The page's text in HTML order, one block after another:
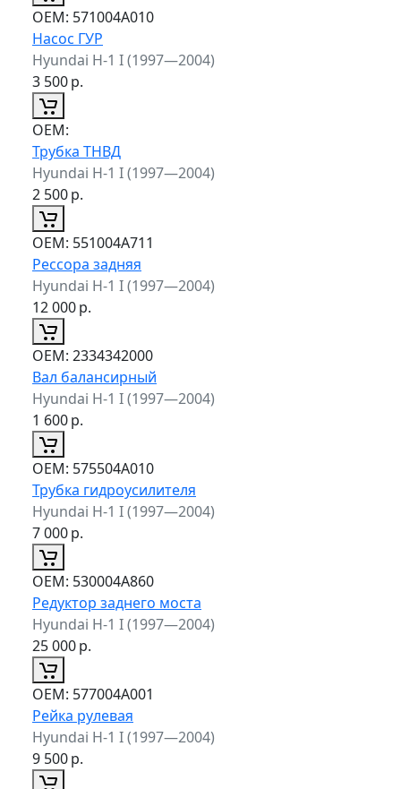
ОЕМ: 571004A010
Насос ГУР
Hyundai H-1 I (1997—2004)
3 500р.
ОЕМ:
Трубка ТНВД
Hyundai H-1 I (1997—2004)
2 500р.
ОЕМ: 551004A711
Рессора задняя
Hyundai H-1 I (1997—2004)
12 000р.
ОЕМ: 2334342000
Вал балансирный
Hyundai H-1 I (1997—2004)
1 600р.
ОЕМ: 575504A010
Трубка гидроусилителя
Hyundai H-1 I (1997—2004)
7 000р.
ОЕМ: 530004A860
Редуктор заднего моста
Hyundai H-1 I (1997—2004)
25 000р.
ОЕМ: 577004A001
Рейка рулевая
Hyundai H-1 I (1997—2004)
9 500р.